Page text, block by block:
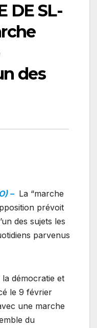
DE SL-
des
– La “marche
prévoit
des sujets les
parvenus
démocratie et
le 9 février
une marche
du